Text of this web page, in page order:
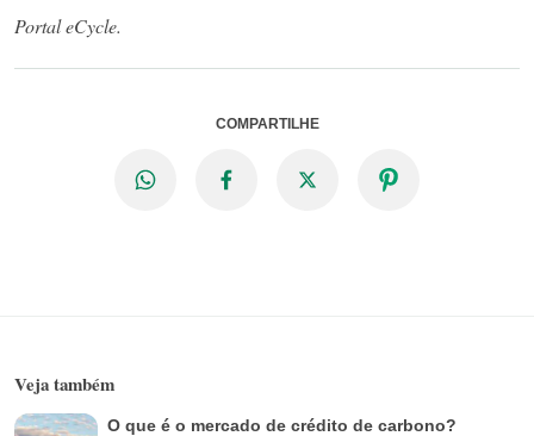
Portal eCycle.
COMPARTILHE
Veja também
O que é o mercado de crédito de carbono?